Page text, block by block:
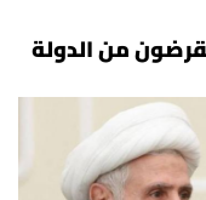
من الدولة